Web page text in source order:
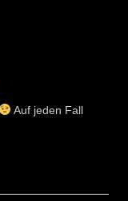
Auf jeden Fall